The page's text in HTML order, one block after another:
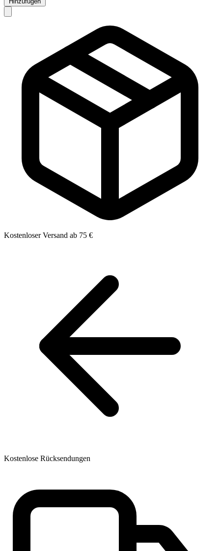
Kostenloser Versand ab 75 €
Kostenlose Rücksendungen